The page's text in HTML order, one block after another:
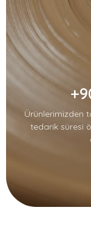
Ürünlerimizden
tedarik süresi